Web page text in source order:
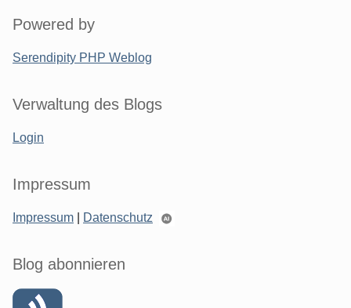
Powered by
Serendipity PHP Weblog
Verwaltung des Blogs
Login
Impressum
Impressum Datenschutz
Blog abonnieren